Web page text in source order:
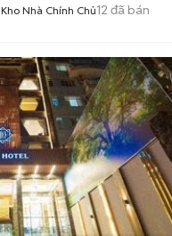
Kho Nhà Chính Chủ12 đã bán